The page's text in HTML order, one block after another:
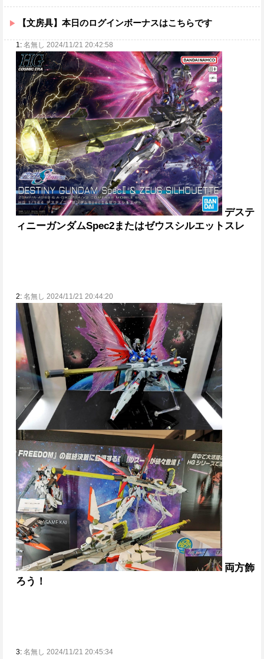
【文房具】本日のログインボーナスはこちらです
1: 名無し 2024/11/21 20:42:58
デステ
ィニーガンダムSpec2またはゼウスシルエットスレ
2: 名無し 2024/11/21 20:44:20
両方飾
ろう！
3: 名無し 2024/11/21 20:45:34